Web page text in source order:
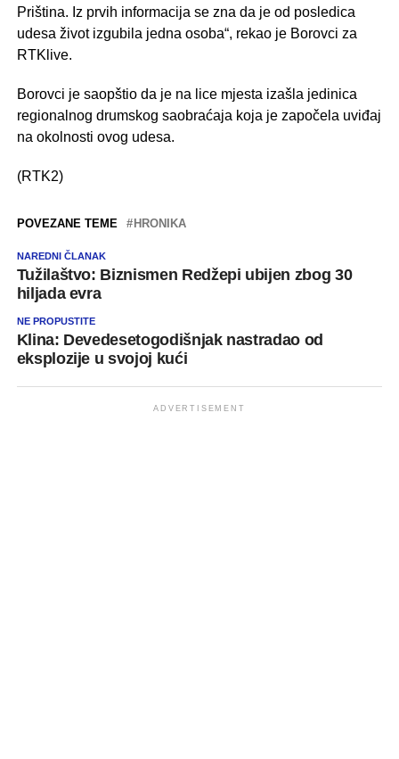
Priština. Iz prvih informacija se zna da je od posledica
udesa život izgubila jedna osoba“, rekao je Borovci za
RTKlive.
Borovci je saopštio da je na lice mjesta izašla jedinica
regionalnog drumskog saobraćaja koja je započela uviđaj
na okolnosti ovog udesa.
(RTK2)
POVEZANE TEME HRONIKA
NAREDNI ČLANAK
Tužilaštvo: Biznismen Redžepi ubijen zbog 30
hiljada evra
NE PROPUSTITE
Klina: Devedesetogodišnjak nastradao od
eksplozije u svojoj kući
ADVERTISEMENT